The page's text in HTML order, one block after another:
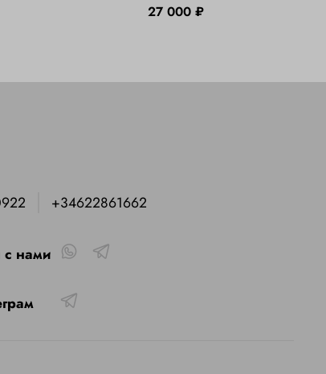
27 000 ₽
+34622861662
с нами